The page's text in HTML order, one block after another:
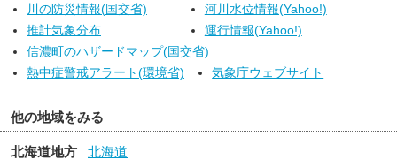
川の防災情報(国交省)
河川水位情報(Yahoo!)
推計気象分布
運行情報(Yahoo!)
信濃町のハザードマップ(国交省)
熱中症警戒アラート(環境省)
気象庁ウェブサイト
他の地域をみる
北海道地方
北海道